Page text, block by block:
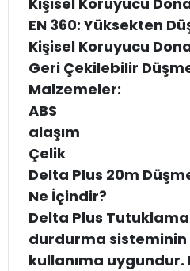
EN 360: Yüksekten
Kişisel Koruyucu
Geri Çekilebilir
Malzemeler:
ABS
alaşım
Çelik
Delta Plus 20m
Ne İçindir?
Delta Plus
durdurma
kullanıma uygundur.